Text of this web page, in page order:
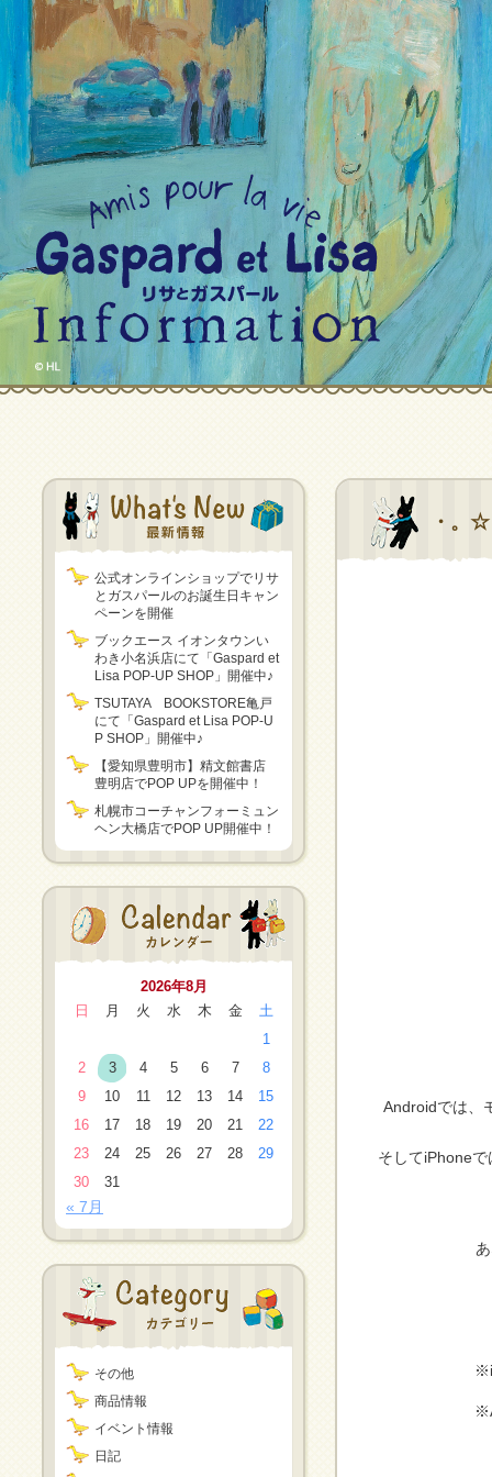
公式オンラインショップでリサ
とガスパールのお誕生日キャン
ペーンを開催
ブックエース イオンタウンい
わき小名浜店にて「Gaspard et
Lisa POP-UP SHOP」開催中♪
TSUTAYA BOOKSTORE亀戸
にて「Gaspard et Lisa POP-U
P SHOP」開催中♪
【愛知県豊明市】精文館書店
豊明店でPOP UPを開催中！
札幌市コーチャンフォーミュン
ヘン大橋店でPOP UP開催中！
2026年8月
日
月 火 水 木 金
土
1
2
3 4 5 6 7
8
9
10 11 12 13 14
15
16
17 18 19 20 21
22
23
24 25 26 27 28
29
30
31
« 7月
その他
商品情報
イベント情報
日記
・。
Androidでは、
そしてiPhone